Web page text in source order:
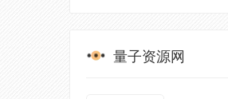
量子资源网